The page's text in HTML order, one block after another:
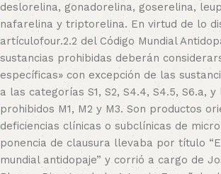
deslorelina, gonadorelina, goserelina,
nafarelina y triptorelina. En virtud de lo
artículofour.2.2 del Código Mundial
sustancias prohibidas deberán
específicas» con excepción de las
a las categorías S1, S2, S4.4, S4.5, S6.a,
prohibidos M1, M2 y M3. Son productos
deficiencias clínicas o subclínicas de
ponencia de clausura llevaba por título
mundial antidopaje” y corrió a cargo de